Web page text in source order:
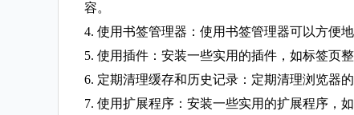
容。
4. 使用书签管理器：使用书签管理器可以方便
5. 使用插件：安装一些实用的插件，如标签页
6. 定期清理缓存和历史记录：定期清理浏览器
7. 使用扩展程序：安装一些实用的扩展程序，